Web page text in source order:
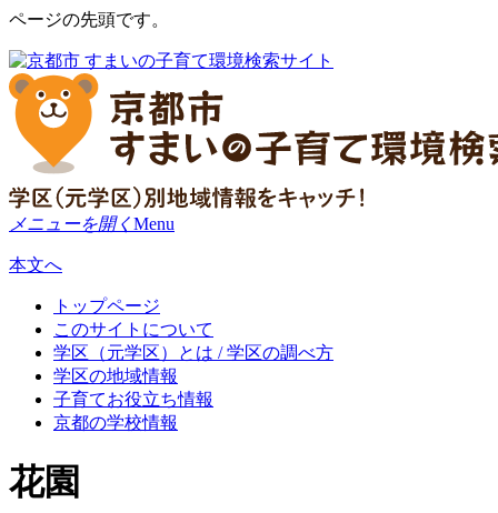
ページの先頭です。
メニューを開くMenu
本文へ
トップページ
このサイトについて
学区（元学区）とは / 学区の調べ方
学区の地域情報
子育てお役立ち情報
京都の学校情報
花園